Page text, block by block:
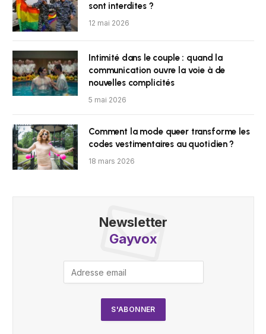
sont interdites ?
12 mai 2026
Intimité dans le couple : quand la
communication ouvre la voie à de
nouvelles complicités
5 mai 2026
Comment la mode queer transforme les
codes vestimentaires au quotidien ?
18 mars 2026
Newsletter
Gayvox